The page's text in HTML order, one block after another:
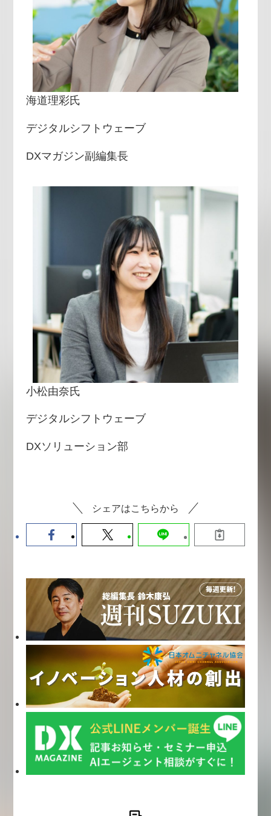
海道理彩氏
デジタルシフトウェーブ
DXマガジン副編集長
小松由奈氏
デジタルシフトウェーブ
DXソリューション部
シェアはこちらから